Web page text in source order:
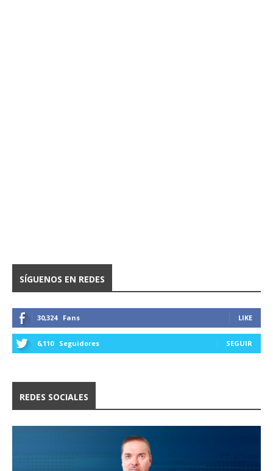
SÍGUENOS EN REDES
30,324 Fans LIKE
6,110 Seguidores SEGUIR
REDES SOCIALES